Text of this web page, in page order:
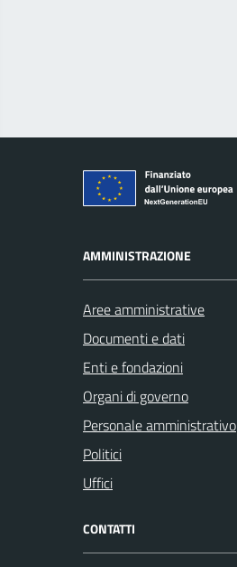
AMMINISTRAZIONE
Aree amministrative
Documenti e dati
Enti e fondazioni
Organi di governo
Personale amministrativo
Politici
Uffici
CONTATTI